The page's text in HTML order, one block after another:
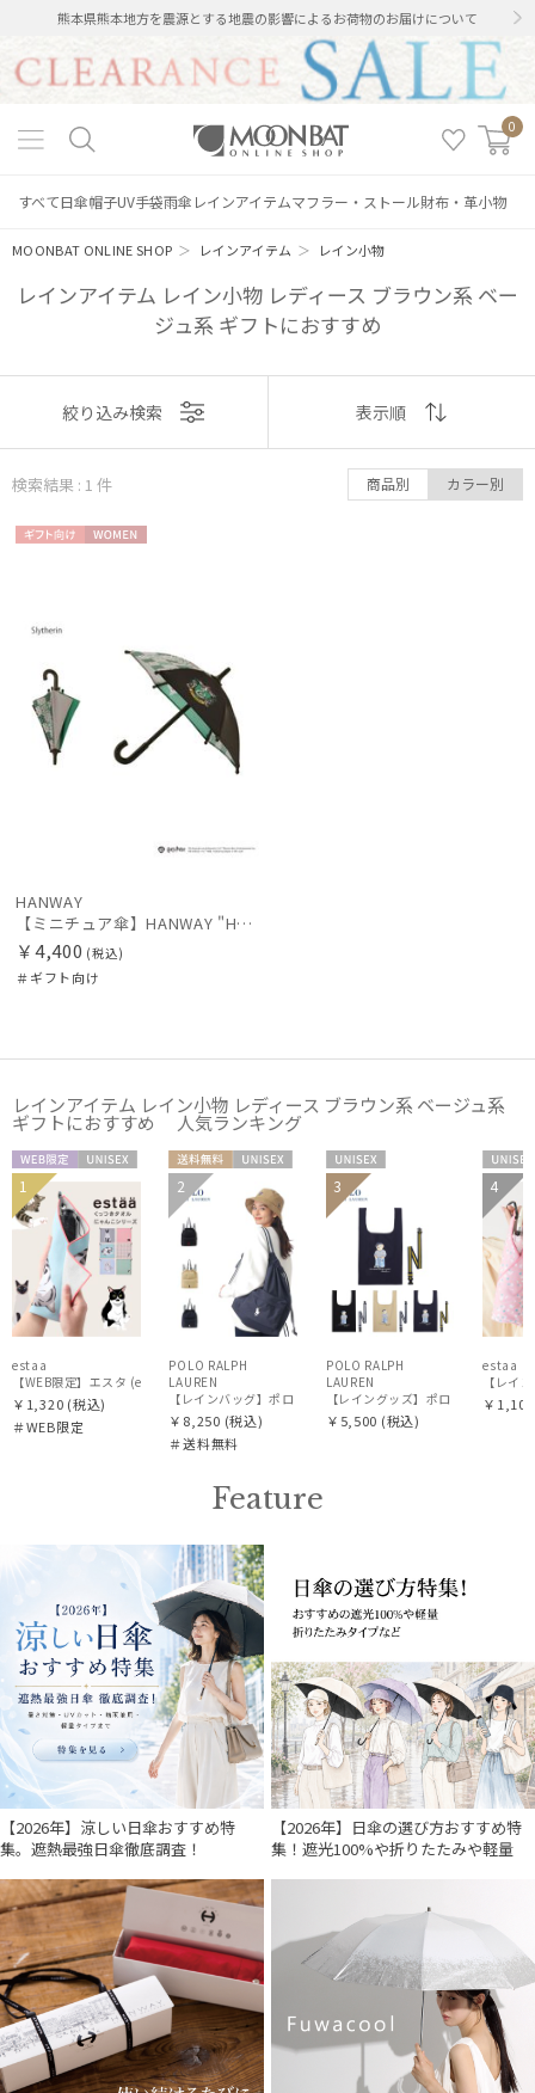
熊本県熊本地方を震源とする地震の影響によるお荷物のお届けについて
0
すべて日傘帽子UV手袋雨傘 レインアイテムマフラー・ストール財布・革小物
MOONBAT ONLINE SHOP ＞ レインアイテム ＞ レイン小物
レインアイテム レイン小物 レディース ブラウン系 ベー
ジュ系 ギフトにおすすめ
レディース
ブランド
傘機能
帽子
手袋・アームカバー
カラー
在庫表示
表示
おすすめ
順
価格の低い
順
人気順
絞り込み検索 表示順
検索結果 : 1 件 商品別 カラー別
HANWAY
【ミニチュア傘】HANWAY "Harry Potter" "EMBLEM"
￥4,400 (税込)
＃ギフト向け
レインアイテム レイン小物 レディース ブラウン系 ベージュ系
ギフトにおすすめ 人気ランキング
WEB限
定
UNISE
X
1
estaa
【WEB限定】エスタ (estaa) くっつきタオル ねこ
￥1,320 (税込)
＃WEB限定
送料無
料
2
POLO RALPH
LAUREN
￥8,250 (税込)
＃送料無料
UNISE
X
3
POLO RALPH
LAUREN
￥5,500 (税込)
UNISE
X
4
estaa
【レイ
￥1,100
Feature
【2026年】涼しい日傘おすすめ特
集。遮熱最強日傘徹底調査！
【2026年】日傘の選び方おすすめ特
集！遮光100%や折りたたみや軽量